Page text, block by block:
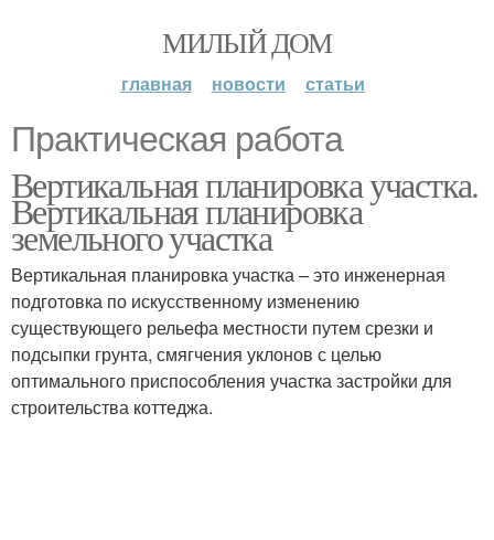
МИЛЫЙ ДОМ
главная новости статьи
Практическая работа
Вертикальная планировка участка.
Вертикальная планировка
земельного участка
Вертикальная планировка участка – это инженерная
подготовка по искусственному изменению
существующего рельефа местности путем срезки и
подсыпки грунта, смягчения уклонов с целью
оптимального приспособления участка застройки для
строительства коттеджа.